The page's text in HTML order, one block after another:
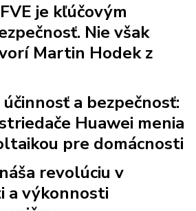
je kľúčovým
Nie však
Martin Hodek z
a bezpečnosť:
Huawei menia
pre domácnosti
revolúciu v
a výkonnosti